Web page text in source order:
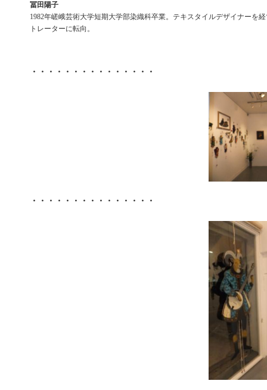
冨田陽子
1982年嵯峨芸術大学短期大学部染織科卒業。テキスタイルデザイナーを
トレーターに転向。
・・・・・・・・・・・・・・・
・・・・・・・・・・・・・・・